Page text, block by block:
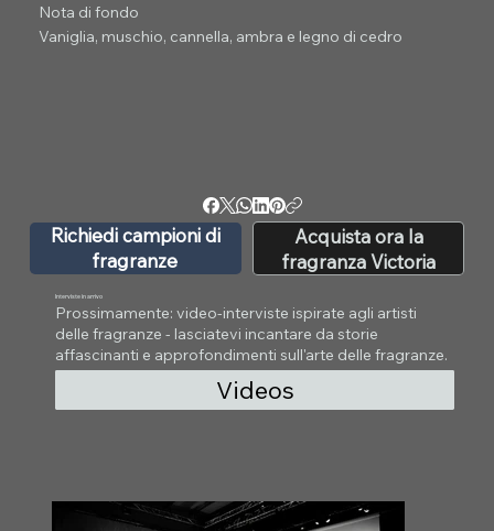
Nota di fondo
Vaniglia, muschio, cannella, ambra e legno di cedro
Richiedi campioni di
fragranze
Acquista ora la
fragranza Victoria
Interviste in arrivo
Prossimamente: video-interviste ispirate agli artisti
delle fragranze - lasciatevi incantare da storie
affascinanti e approfondimenti sull'arte delle fragranze.
Videos